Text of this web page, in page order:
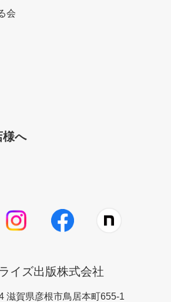
会
様へ
イズ出版株式会社
滋賀県彦根市鳥居本町655-1